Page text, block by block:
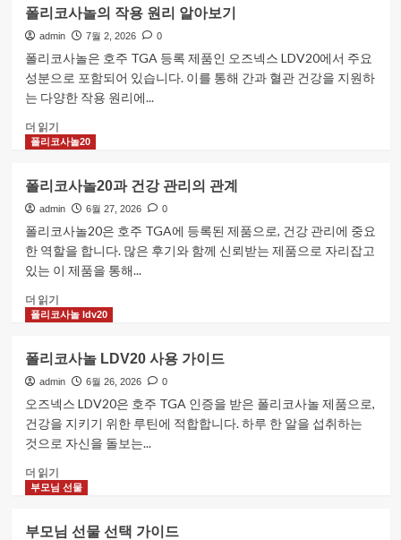
더
읽
어
보
기
선
물
최
적
가
이
드
에
더
읽
어
보
기
폴리코사놀의 작용 원리 알아보기
admin 7월 2, 2026 0
폴리코사놀은 호주 TGA 등록 제품인 오즈넥스 LDV20에서 주요
성분으로 포함되어 있습니다. 이를 통해 간과 혈관 건강을 지원하
는 다양한 작용 원리에...
더 읽기폴
리
놀
의
작
용
원
리
알
아
에
대
해
더
읽
어
보
기
폴리코사놀20
폴리코사놀20과 건강 관리의 관계
admin 6월 27, 2026 0
폴리코사놀20은 호주 TGA에 등록된 제품으로, 건강 관리에 중요
한 역할을 합니다. 많은 후기와 함께 신뢰받는 제품으로 자리잡고
있는 이 제품을 통해...
더 읽기폴
리
놀
20
과
건
강
관
리
의
에
폴리코사놀 ldv20
폴리코사놀 LDV20 사용 가이드
admin 6월 26, 2026 0
오즈넥스 LDV20은 호주 TGA 인증을 받은 폴리코사놀 제품으로,
건강을 지키기 위한 루틴에 적합합니다. 하루 한 알을 섭취하는
것으로 자신을 돌보는...
더 읽기폴
리
부모님 선물
부모님 선물 선택 가이드